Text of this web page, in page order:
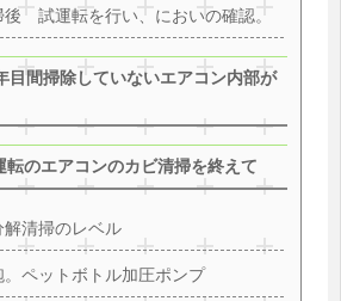
後 試運転を行い、においの確認。
間掃除していないエアコン内部が
転のエアコンのカビ清掃を終えて
解清掃のレベル
。ペットボトル加圧ポンプ